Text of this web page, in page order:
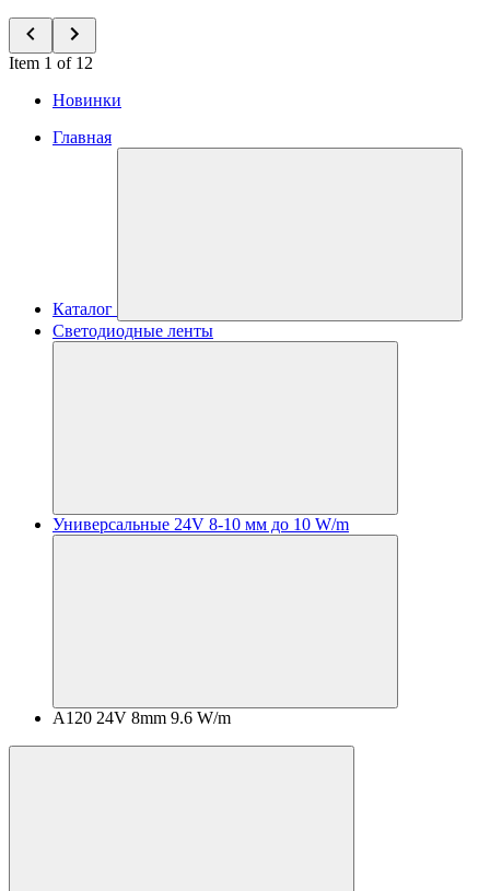
Item 1 of 12
Новинки
Главная
Каталог
Светодиодные ленты
Универсальные 24V 8-10 мм до 10 W/m
A120 24V 8mm 9.6 W/m